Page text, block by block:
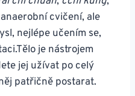
cvičení, ale
nejlépe učením se,
je nástrojem
jej užívat po celý
patřičně postarat.